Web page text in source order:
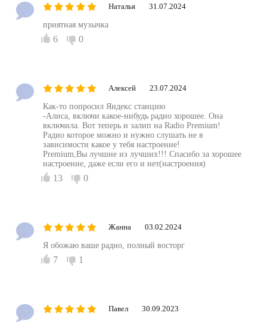
Наталья 31.07.2024
приятная музычка
6 0
Алексей 23.07.2024
Как-то попросил Яндекс станцию
-Алиса, включи какое-нибудь радио хорошее. Она
включила. Вот теперь и залип на Radio Premium!
Радио которое можно и нужно слушать не в
зависимости какое у тебя настроение!
Premium,Вы лучшие из лучших!!! Спасибо за хорошее
настроение, даже если его и нет(настроения)
13 0
Жанна 03.02.2024
Я обожаю ваше радио, полный восторг
7 1
Павел 30.09.2023